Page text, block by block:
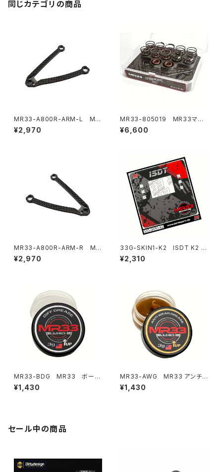
同じカテゴリの商品
MR33-A800R-ARM-L MR
33 カーボン ロアアーム レフト
Awesomatix A800R用
¥2,970
MR33-805019 MR33マジ
ックキャディボックス 1/10オン
ロードスプリング＆アンチロール
¥6,600
MR33-A800R-ARM-R MR
33 カーボン ロアアーム ライト
Awesomatix A800R用
¥2,970
33G-SKIN1-K2 ISDT K2 Ai
r 充電器用 MR33 ステッカー b
y 33Graphix
¥2,310
MR33-BDG MR33 ボール
デフグリス 3ｇ "ホワイト"
¥1,430
MR33-AWG MR33 アンチウ
ェアグリス ３g"ゴールド"
¥1,430
セール中の商品